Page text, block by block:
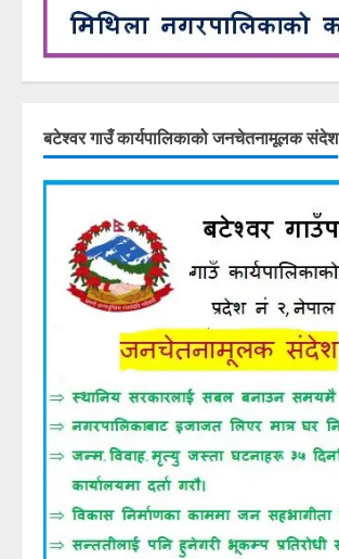
बटेश्वर गाउँ कार्यपालिकाको जनचेतनामूलक संदेश